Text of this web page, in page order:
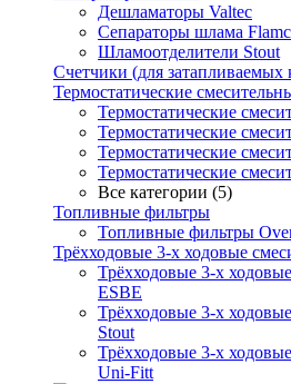
Дешламаторы Valtec
Сепараторы шлама
Шламоотделители Stout
Счетчики (для затапливаемых
Термостатические
Термостатические
Термостатические
Термостатические
Термостатические
Все категории (5)
Топливные фильтры
Топливные фильтры
Трёхходовые 3-х ходовые
Трёхходовые 3-х
ESBE
Трёхходовые 3-х
Stout
Трёхходовые 3-х
Uni-Fitt